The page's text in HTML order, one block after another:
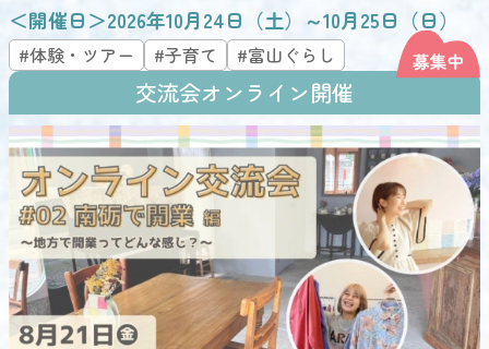
＜開催日＞2026年10月24日（土）～10月25日（日）
#体験・ツアー #子育て #富山ぐらし
交流会オンライン開催